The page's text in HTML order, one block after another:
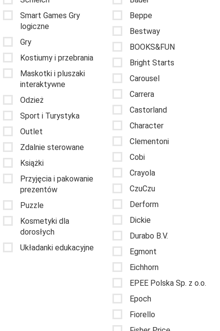
Smart Games Gry
logiczne
Gry
Kostiumy i przebrania
Maskotki i pluszaki
interaktywne
Odzież
Sport i Turystyka
Outlet
Zdalnie sterowane
Książki
Przyjęcia i pakowanie
prezentów
Puzzle
Kosmetyki dla
dorosłych
Układanki edukacyjne
Beppe
Bestway
BOOKS&FUN
Bright Starts
Carousel
Carrera
Castorland
Character
Clementoni
Cobi
Crayola
CzuCzu
Derform
Dickie
Durabo B.V.
Egmont
Eichhorn
EPEE Polska Sp. z o.o.
Epoch
Fiorello